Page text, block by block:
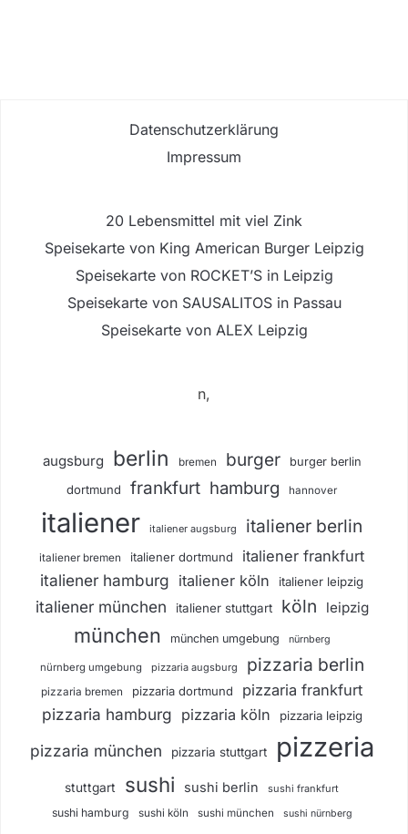
Datenschutzerklärung
Impressum
20 Lebensmittel mit viel Zink
Speisekarte von King American Burger Leipzig
Speisekarte von ROCKET’S in Leipzig
Speisekarte von SAUSALITOS in Passau
Speisekarte von ALEX Leipzig
n,
augsburg berlin bremen burger burger berlin
dortmund frankfurt hamburg hannover
italiener italiener augsburg italiener berlin
italiener bremen italiener dortmund italiener frankfurt
italiener hamburg italiener köln italiener leipzig
italiener münchen italiener stuttgart köln leipzig
münchen münchen umgebung nürnberg
nürnberg umgebung pizzaria augsburg pizzaria berlin
pizzaria bremen pizzaria dortmund pizzaria frankfurt
pizzaria hamburg pizzaria köln pizzaria leipzig
pizzaria münchen pizzaria stuttgart pizzeria
stuttgart sushi sushi berlin sushi frankfurt
sushi hamburg sushi köln sushi münchen sushi nürnberg